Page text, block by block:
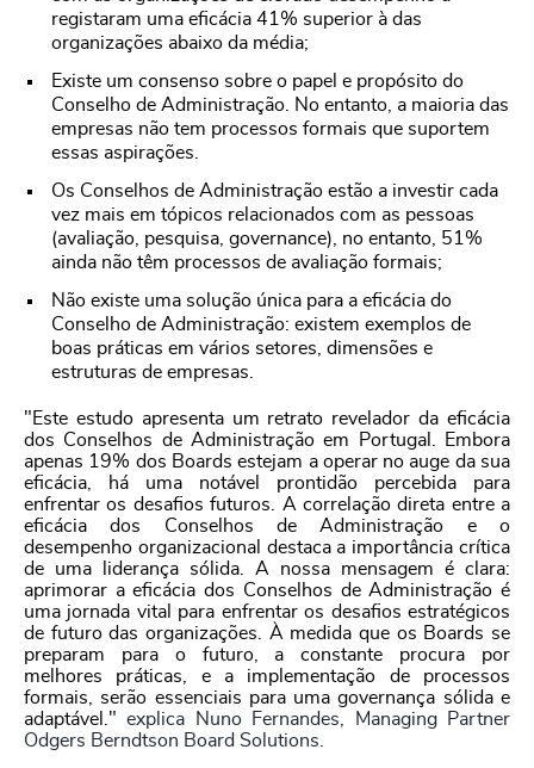
registaram uma eficácia 41% superior à das
organizações abaixo da média;
Existe um consenso sobre o papel e propósito do
Conselho de Administração. No entanto, a maioria das
empresas não tem processos formais que suportem
essas aspirações.
Os Conselhos de Administração estão a investir cada
vez mais em tópicos relacionados com as pessoas
(avaliação, pesquisa, governance), no entanto, 51%
ainda não têm processos de avaliação formais;
Não existe uma solução única para a eficácia do
Conselho de Administração: existem exemplos de
boas práticas em vários setores, dimensões e
estruturas de empresas.
"Este estudo apresenta um retrato revelador da eficácia
dos Conselhos de Administração em Portugal. Embora
apenas 19% dos Boards estejam a operar no auge da sua
eficácia, há uma notável prontidão percebida para
enfrentar os desafios futuros. A correlação direta entre a
eficácia dos Conselhos de Administração e o
desempenho organizacional destaca a importância crítica
de uma liderança sólida. A nossa mensagem é clara:
aprimorar a eficácia dos Conselhos de Administração é
uma jornada vital para enfrentar os desafios estratégicos
de futuro das organizações. À medida que os Boards se
preparam para o futuro, a constante procura por
melhores práticas, e a implementação de processos
formais, serão essenciais para uma governança sólida e
adaptável." explica Nuno Fernandes, Managing Partner
Odgers Berndtson Board Solutions.